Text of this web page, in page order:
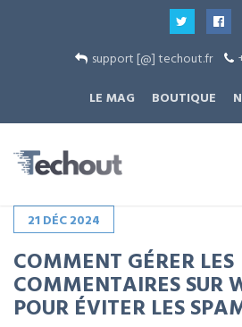
support [@] techout.fr
LE MAG
BOUTIQUE
21 DÉC2024
COMMENT GÉRER LES
COMMENTAIRES SUR
POUR ÉVITER LES